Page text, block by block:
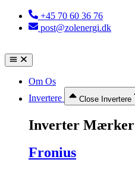
Videre
+45 70 60 36 76
post@zolenergi.dk
Om Os
Invertere
Close Invertere
Inverter Mærker
Fronius